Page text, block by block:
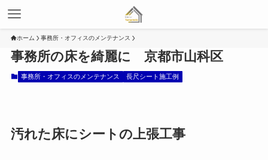
ホーム 事務所・オフィスのメンテナンス
事務所の床を綺麗に 京都市山科区
事務所・オフィスのメンテナンス 長尺シート施工例
汚れた床にシートの上張工事